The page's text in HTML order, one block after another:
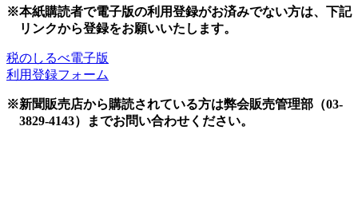
※本紙購読者で電子版の利用登録がお済みでない方は、下記
リンクから登録をお願いいたします。
税のしるべ電子版
利用登録フォーム
※新聞販売店から購読されている方は弊会販売管理部（03-
3829-4143）までお問い合わせください。